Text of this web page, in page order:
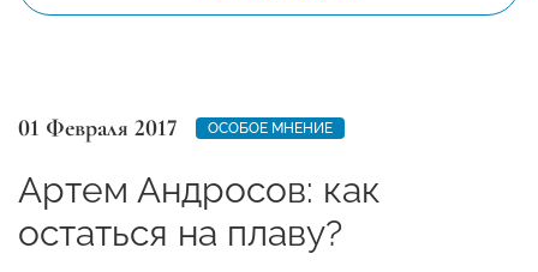
01 Февраля 2017 ОСОБОЕ МНЕНИЕ
Артем Андросов: как
остаться на плаву?